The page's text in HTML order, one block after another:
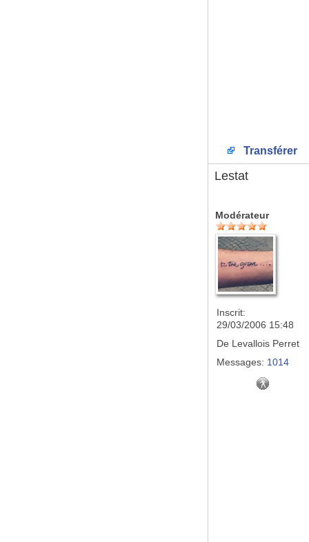
Transférer
Lestat
Modérateur
Inscrit:
29/03/2006 15:48
De Levallois Perret
Messages: 1014